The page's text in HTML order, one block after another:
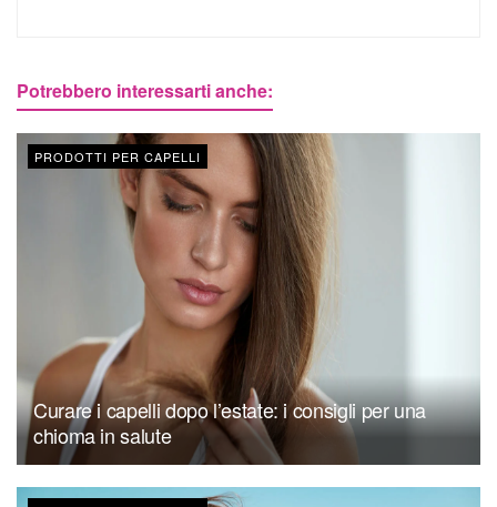
Potrebbero interessarti anche:
PRODOTTI PER CAPELLI
Curare i capelli dopo l’estate: i consigli per una
chioma in salute